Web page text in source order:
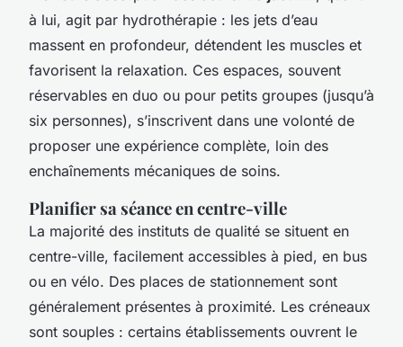
à lui, agit par hydrothérapie : les jets d’eau
massent en profondeur, détendent les muscles et
favorisent la relaxation. Ces espaces, souvent
réservables en duo ou pour petits groupes (jusqu’à
six personnes), s’inscrivent dans une volonté de
proposer une expérience complète, loin des
enchaînements mécaniques de soins.
Planifier sa séance en centre-ville
La majorité des instituts de qualité se situent en
centre-ville, facilement accessibles à pied, en bus
ou en vélo. Des places de stationnement sont
généralement présentes à proximité. Les créneaux
sont souples : certains établissements ouvrent le